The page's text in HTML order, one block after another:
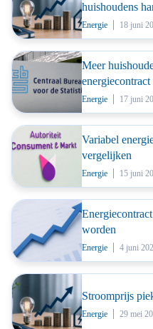
huishoudens
Energie 18 juni
Meer
energiecontract
Energie 17 juni
Variabel
vergelijken
Energie 15 juni
worden
Energie 4 juni
Stroomprijs
Energie 29 mei